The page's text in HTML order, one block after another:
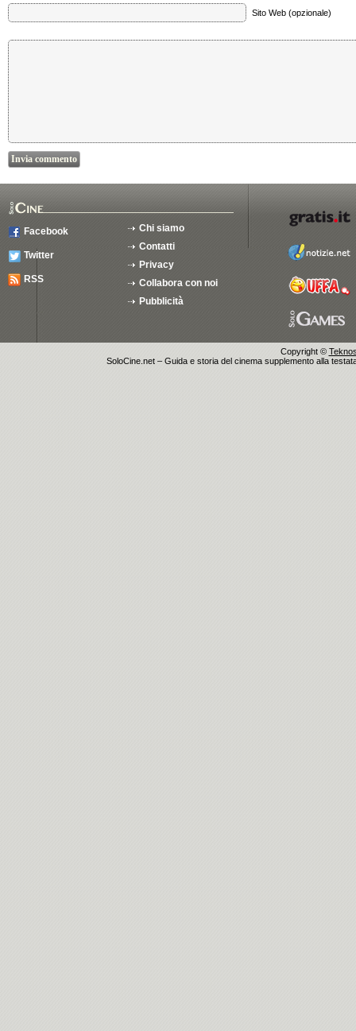
Sito Web (opzionale)
Facebook
Twitter
RSS
Chi siamo
Contatti
Privacy
Collabora con noi
Pubblicità
Copyright ©
SoloCine.net – Guida e storia del cinema supplemento alla